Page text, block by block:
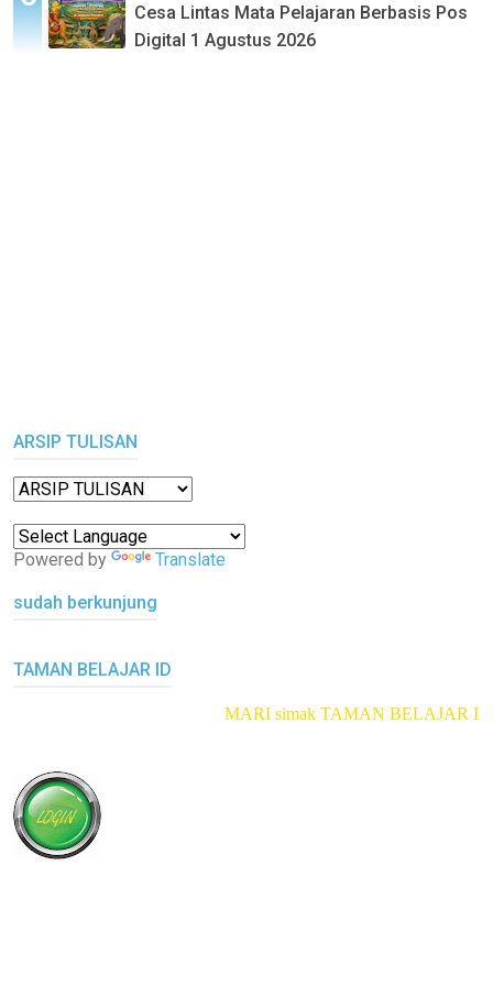
Cesa Lintas Mata Pelajaran Berbasis Pos
Digital 1 Agustus 2026
ARSIP TULISAN
Powered by Translate
sudah berkunjung
TAMAN BELAJAR ID
MARI simak TAMAN BELAJAR ID